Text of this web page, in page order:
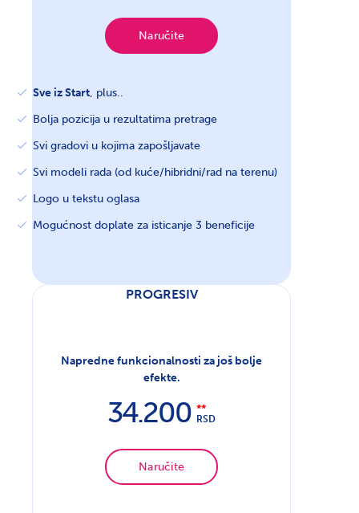
Naručite
Sve iz Start, plus..
Bolja pozicija u rezultatima pretrage
Svi gradovi u kojima zapošljavate
Svi modeli rada (od kuće/hibridni/rad na terenu)
Logo u tekstu oglasa
Mogućnost doplate za isticanje 3 beneficije
PROGRESIV
Napredne funkcionalnosti za još bolje
efekte.
34.200 RSD
Naručite